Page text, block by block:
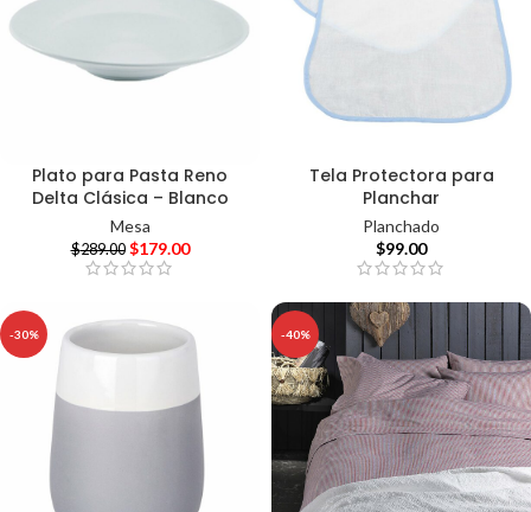
Plato para Pasta Reno
Delta Clásica – Blanco
Mesa
$289.00 $179.00
Tela Protectora para
Planchar
Planchado
$99.00
-30% -40%